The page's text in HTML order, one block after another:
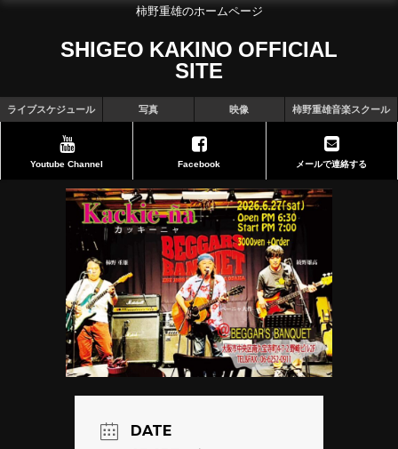
柿野重雄のホームページ
SHIGEO KAKINO OFFICIAL
SITE
ライブスケジュール 写真 映像 柿野重雄音楽スクール
Youtube Channel Facebook メールで連絡する
DATE